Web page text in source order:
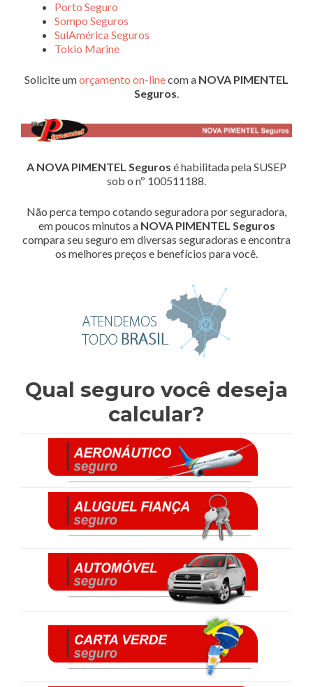
Porto Seguro
Sompo Seguros
SulAmérica Seguros
Tokio Marine
Solicite umorçamento on-linecom a NOVA PIMENTEL
Seguros.
A NOVA PIMENTEL Seguros é habilitada pela SUSEP
sob o nº 100511188.
Não perca tempo cotando seguradora por seguradora,
em poucos minutos a NOVA PIMENTEL Seguros
compara seu seguro em diversas seguradoras e encontra
os melhores preços e benefícios para você.
Qual seguro você deseja
calcular?